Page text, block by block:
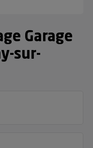
Garage
sur-